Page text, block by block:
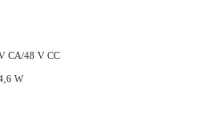
CA/48 V CC
W